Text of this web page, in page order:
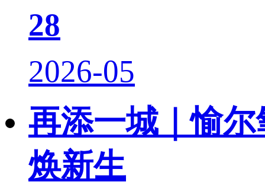
28
2026-05
再添一城｜愉
焕新生